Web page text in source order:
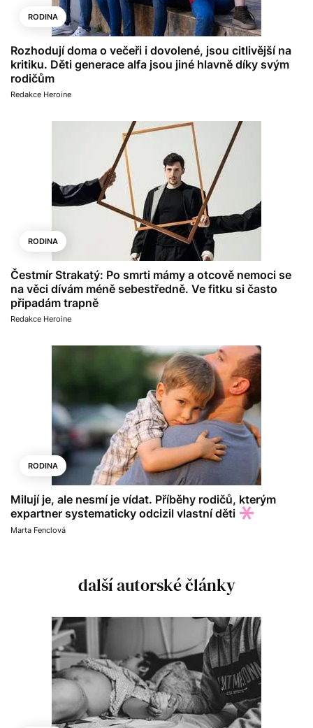
RODINA
Rozhodují doma o večeři i dovolené, jsou citlivější na
kritiku. Děti generace alfa jsou jiné hlavně díky svým
rodičům
Redakce Heroine
RODINA
Čestmír Strakatý: Po smrti mámy a otcově nemoci se
na věci dívám méně sebestředně. Ve fitku si často
připadám trapně
Redakce Heroine
RODINA
Milují je, ale nesmí je vídat. Příběhy rodičů, kterým
expartner systematicky odcizil vlastní děti
Marta Fenclová
další autorské články